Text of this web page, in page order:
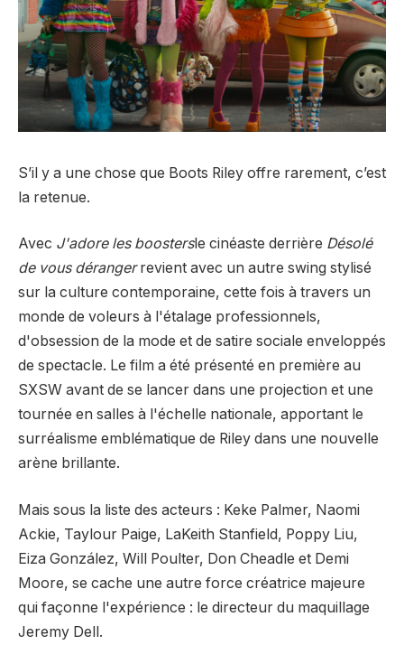
S’il y a une chose que Boots Riley offre rarement, c’est
la retenue.
Avec J'adore les boostersle cinéaste derrière Désolé
de vous dérangerrevient avec un autre swing stylisé
sur la culture contemporaine, cette fois à travers un
monde de voleurs à l'étalage professionnels,
d'obsession de la mode et de satire sociale enveloppés
de spectacle. Le film a été présenté en première au
SXSW avant de se lancer dans une projection et une
tournée en salles à l'échelle nationale, apportant le
surréalisme emblématique de Riley dans une nouvelle
arène brillante.
Mais sous la liste des acteurs : Keke Palmer, Naomi
Ackie, Taylour Paige, LaKeith Stanfield, Poppy Liu,
Eiza González, Will Poulter, Don Cheadle et Demi
Moore, se cache une autre force créatrice majeure
qui façonne l'expérience : le directeur du maquillage
Jeremy Dell.